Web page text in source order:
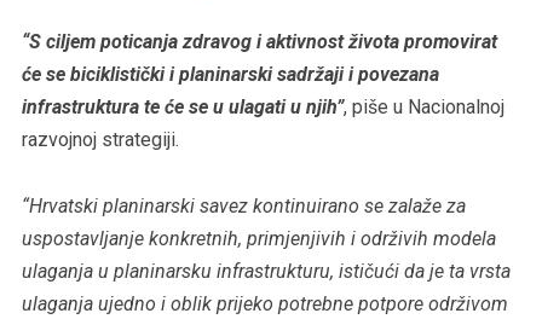
“S ciljem poticanja zdravog i aktivnost života promovirat
će se biciklistički i planinarski sadržaji i povezana
infrastruktura te će se u ulagati u njih”, piše u Nacionalnoj
razvojnoj strategiji.
“Hrvatski planinarski savez kontinuirano se zalaže za
uspostavljanje konkretnih, primjenjivih i održivih modela
ulaganja u planinarsku infrastrukturu, ističući da je ta vrsta
ulaganja ujedno i oblik prijeko potrebne potpore održivom